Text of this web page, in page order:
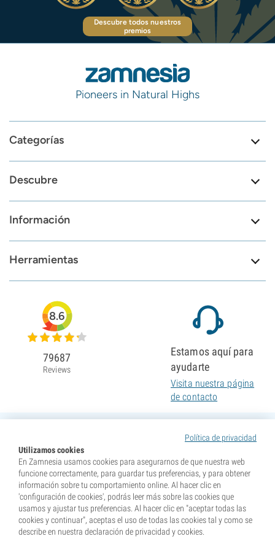
Descubre todos nuestros
premios
Pioneers in Natural Highs
Categorías
Descubre
Información
Herramientas
Política de privacidad
Utilizamos cookies
En Zamnesia usamos cookies para asegurarnos de que nuestra web
funcione correctamente, para guardar tus preferencias, y para obtener
información sobre tu comportamiento online. Al hacer clic en
'configuración de cookies', podrás leer más sobre las cookies que
usamos y ajustar tus preferencias. Al hacer clic en "aceptar todas las
cookies y continuar", aceptas el uso de todas las cookies tal y como se
describe en nuestra declaración de privacidad y cookies.
8.6
79687
Reviews
Estamos aquí para
ayudarte
Visita nuestra página
de contacto